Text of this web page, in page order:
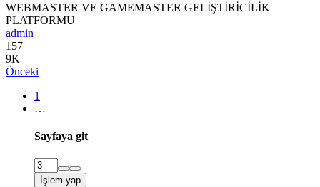
WEBMASTER VE GAMEMASTER GELİŞTİRİCİLİK
PLATFORMU
admin
157
9K
Önceki
1
…
Sayfaya git
İşlem yap